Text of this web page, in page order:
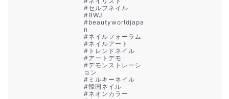
#セルフネイル
#BWJ
#beautyworldjapa
n
#ネイルフォーラム
#ネイルアート
# トレンドネイル
#アートデモ
#デモンストレーシ
ョン
# ミルキーネイル
#韓国ネイル
#ネオンカラー